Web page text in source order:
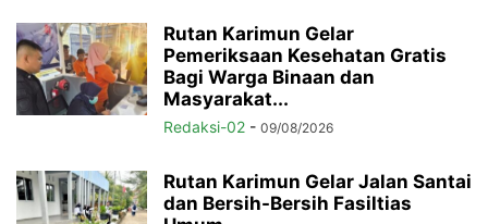
Rutan Karimun Gelar
Pemeriksaan Kesehatan Gratis
Bagi Warga Binaan dan
Masyarakat...
Redaksi-02 - 09/08/2026
Rutan Karimun Gelar Jalan Santai
dan Bersih-Bersih Fasiltias